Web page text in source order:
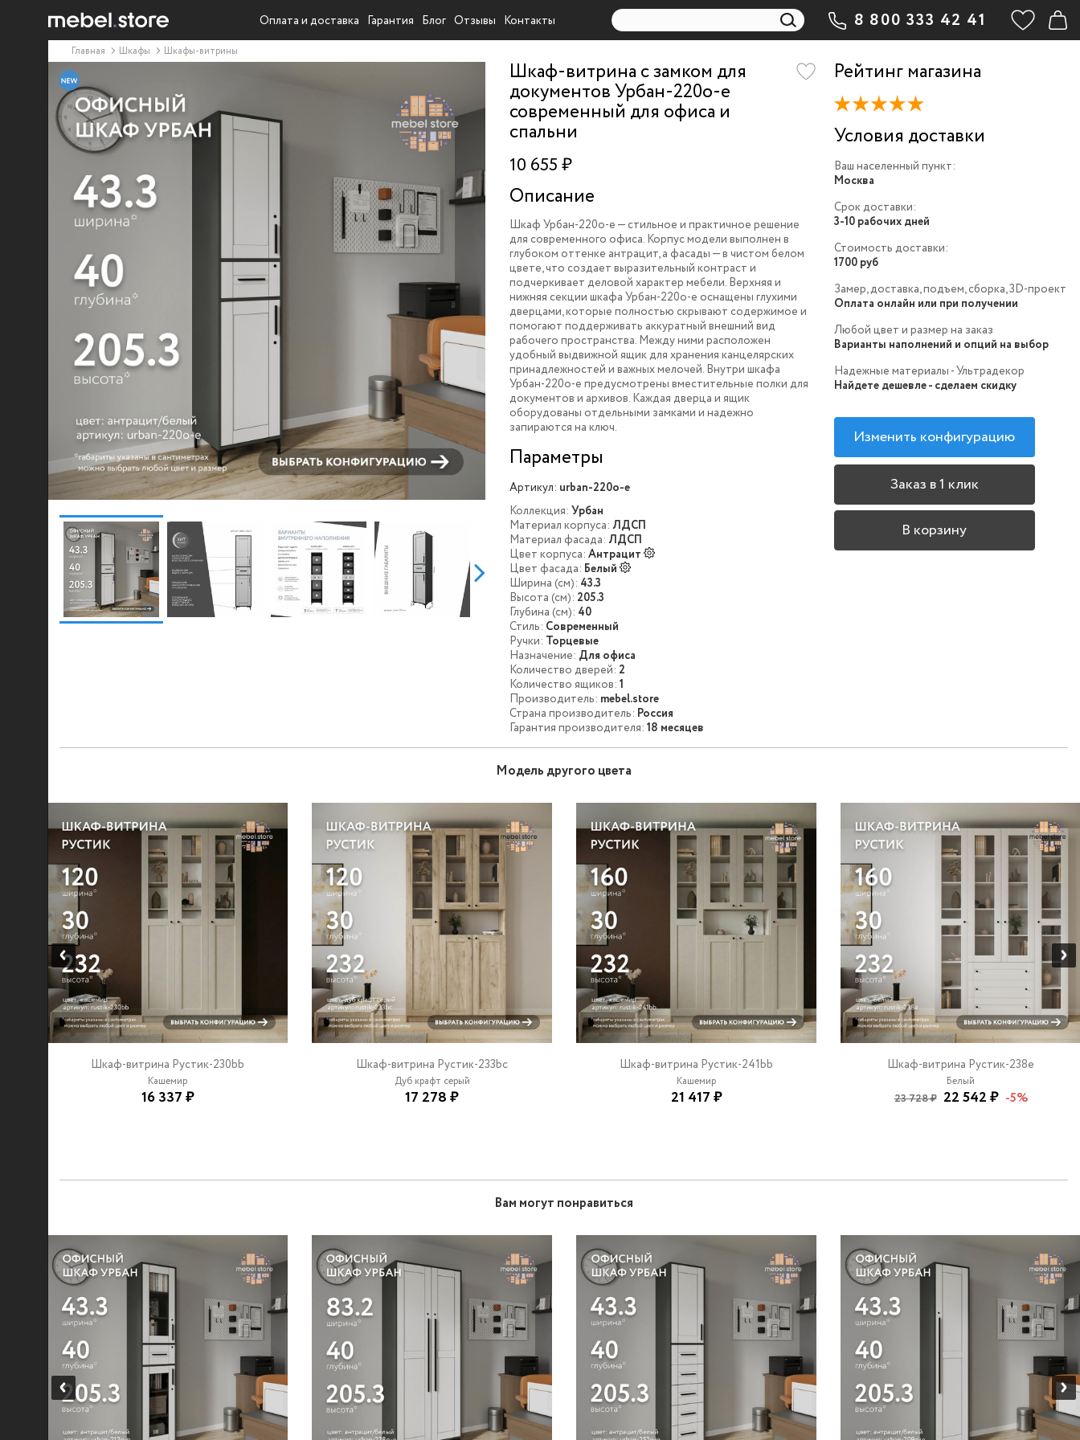
Оплата и доставка Гарантия Блог Отзывы Контакты 8 800 333 42 41
© 2021-2026 mebel.store
Главная Шкафы Шкафы-витрины
Шкаф-витрина с замком для
документов Урбан-220o-e
современный для офиса и
спальни
10 655 ₽
Описание
Шкаф Урбан-220o-e — стильное и практичное решение
для современного офиса. Корпус модели выполнен в
глубоком оттенке антрацит, а фасады — в чистом белом
цвете, что создает выразительный контраст и
подчеркивает деловой характер мебели. Верхняя и
нижняя секции шкафа Урбан-220o-e оснащены глухими
дверцами, которые полностью скрывают содержимое и
помогают поддерживать аккуратный внешний вид
рабочего пространства. Между ними расположен
удобный выдвижной ящик для хранения канцелярских
принадлежностей и важных мелочей. Внутри шкафа
Урбан-220o-e предусмотрены вместительные полки для
документов и архивов. Каждая дверца и ящик
оборудованы отдельными замками и надежно
запираются на ключ.
Параметры
Артикул: urban-220o-e
Коллекция: Урбан
Материал корпуса: ЛДСП
Материал фасада: ЛДСП
Цвет корпуса: Антрацит
Цвет фасада: Белый
Ширина (см): 43.3
Высота (см): 205.3
Глубина (см): 40
Стиль: Современный
Ручки: Торцевые
Назначение: Для офиса
Количество дверей: 2
Количество ящиков: 1
Производитель: mebel.store
Страна производитель: Россия
Гарантия производителя: 18 месяцев
Рейтинг магазина
Условия доставки
Ваш населенный пункт:
Москва
Срок доставки:
3-10 рабочих дней
Стоимость доставки:
1700 руб
Замер, доставка, подъем, сборка, 3D-проект
Оплата онлайн или при получении
Любой цвет и размер на заказ
Варианты наполнений и опций на выбор
Надежные материалы - Ультрадекор
Найдете дешевле - сделаем скидку
Изменить конфигурацию
Заказ в 1 клик
В корзину
Модель другого цвета
Шкаф-витрина Рустик-230bb
Кашемир
16 337 ₽
Шкаф-витрина Рустик-233bc
Дуб крафт серый
17 278 ₽
Шкаф-витрина Рустик-241bb
Кашемир
21 417 ₽
Шкаф-витрина Рустик-238e
Белый
23 728 ₽ 22 542 ₽ -5%
Вам могут понравиться